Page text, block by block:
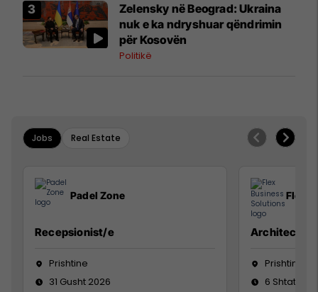
Zelensky në Beograd: Ukraina
nuk e ka ndryshuar qëndrimin
për Kosovën
Politikë
Jobs Real Estate
Padel Zone
Recepsionist/e
Prishtine
31 Gusht 2026
Flex
Architect
Prishtinë
6 Shtator